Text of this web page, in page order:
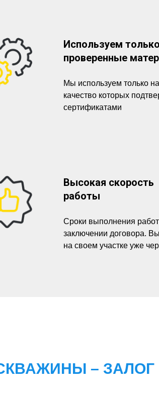
Используем только
проверенные
Мы используем только
качество которых
сертификатами
Высокая скорость
работы
Сроки выполнения
заключении договора.
на своем участке уже
–